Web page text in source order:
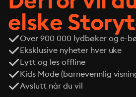
elske
Over 900 000 lydbøker og e-
Eksklusive nyheter hver uke
Lytt og les offline
Kids Mode (barnevennlig
Avslutt når du vil